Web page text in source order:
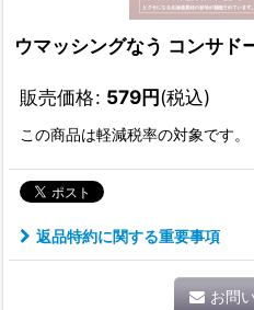
ウマッシングなう コンサド
販売価格: 579円(税込)
この商品は軽減税率の対象です。
返品特約に関する重要事項
お問